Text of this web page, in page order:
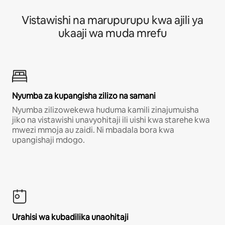
Vistawishi na marupurupu kwa ajili ya
ukaaji wa muda mrefu
Nyumba za kupangisha zilizo na samani
Nyumba zilizowekewa huduma kamili zinajumuisha
jiko na vistawishi unavyohitaji ili uishi kwa starehe kwa
mwezi mmoja au zaidi. Ni mbadala bora kwa
upangishaji mdogo.
Urahisi wa kubadilika unaohitaji